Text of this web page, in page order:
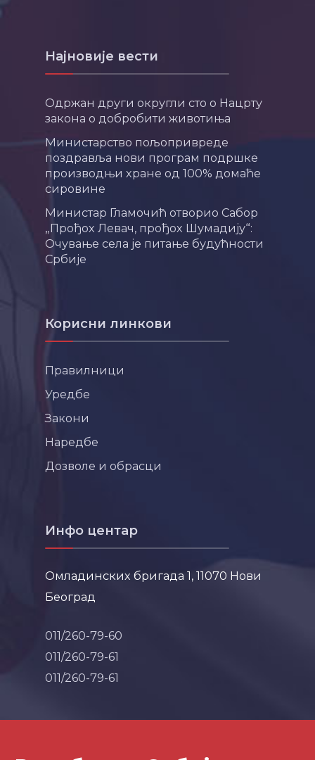
Најновије вести
Одржан други округли сто о Нацрту
закона о добробити животиња
Министарство пољопривреде
поздравља нови програм подршке
производњи хране од 100% домаће
сировине
Министар Гламочић отворио Сабор
„Прођох Левач, прођох Шумадију“:
Очување села је питање будућности
Србије
Корисни линкови
Правилници
Уредбе
Закони
Наредбе
Дозволе и обрасци
Инфо центар
Омладинских бригада 1, 11070 Нови
Београд
011/260-79-60
011/260-79-61
011/260-79-61